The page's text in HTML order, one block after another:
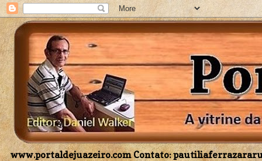
www.portaldejuazeiro.com Contato: